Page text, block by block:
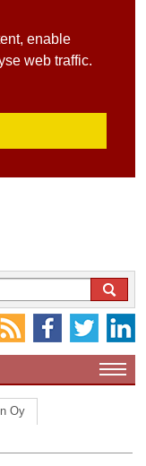
enable
web traffic.
Oy